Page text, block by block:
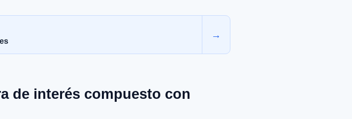
→
de interés compuesto con